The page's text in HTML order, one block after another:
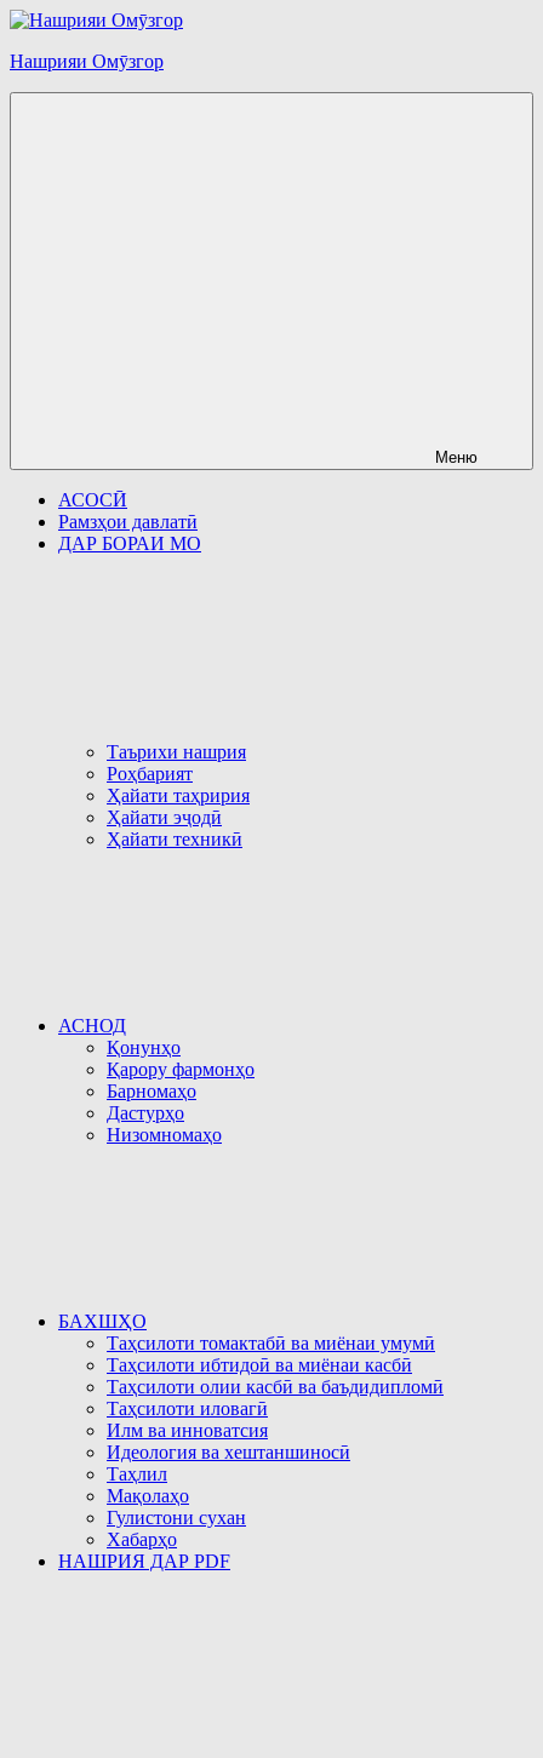
Перейти
содержимому
Нашрияи Омӯзгор
Меню
АСОСӢ
Рамзҳои давлатӣ
ДАР БОРАИ МО
Таърихи нашрия
Роҳбарият
Ҳайати таҳририя
Ҳайати эҷодӣ
Ҳайати техникӣ
АСНОД
Қонунҳо
Қарору фармонҳо
Барномаҳо
Дастурҳо
Низомномаҳо
БАХШҲО
Таҳсилоти томактабӣ ва миёнаи умумӣ
Таҳсилоти ибтидоӣ ва миёнаи касбӣ
Таҳсилоти олии касбӣ ва баъдидипломӣ
Таҳсилоти иловагӣ
Илм ва инноватсия
Идеология ва хештаншиносӣ
Таҳлил
Мақолаҳо
Гулистони сухан
Хабарҳо
НАШРИЯ ДАР PDF